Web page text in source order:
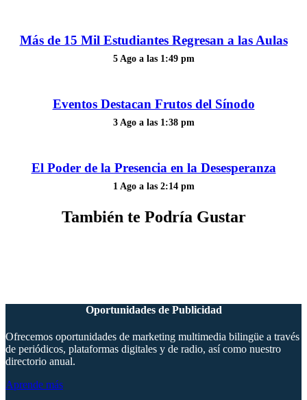
Más de 15 Mil Estudiantes Regresan a las Aulas
5 Ago a las 1:49 pm
Eventos Destacan Frutos del Sínodo
3 Ago a las 1:38 pm
El Poder de la Presencia en la Desesperanza
1 Ago a las 2:14 pm
También te Podría Gustar
Oportunidades de Publicidad
Ofrecemos oportunidades de marketing multimedia bilingüe a través
de periódicos, plataformas digitales y de radio, así como nuestro
directorio anual.
Aprende más